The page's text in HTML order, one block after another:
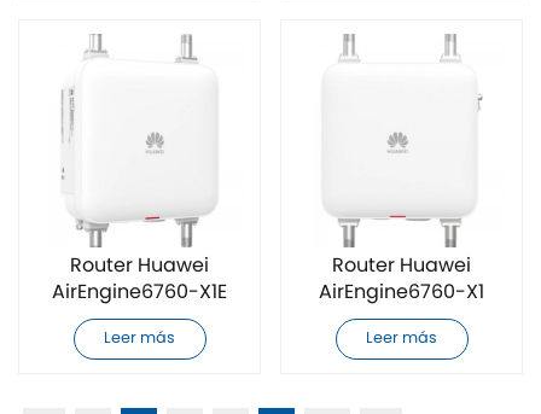
Router Huawei
AirEngine6760-X1E
original
completamente
Leer más
Router Huawei
AirEngine6760-X1
original
completamente
Leer más